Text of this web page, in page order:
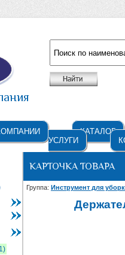
КАТАЛОГ
УСЛУГИ
КАРТОЧКА ТОВАРА
Группа: Инструмент для